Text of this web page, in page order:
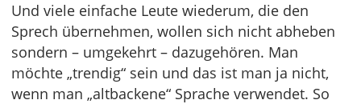
Und viele einfache Leute wiederum, die den
Sprech übernehmen, wollen sich nicht abheben
sondern – umgekehrt – dazugehören. Man
möchte „trendig“ sein und das ist man ja nicht,
wenn man „altbackene“ Sprache verwendet. So